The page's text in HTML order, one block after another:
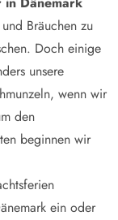
Bräuchen zu
Doch einige
unsere
wenn wir
den
beginnen wir
ein oder